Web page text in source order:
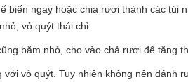
biến ngay hoặc chia rươi thành các túi
vỏ quýt thái chỉ.
băm nhỏ, cho vào chả rươi để tăng
vỏ quýt. Tuy nhiên không nên đánh